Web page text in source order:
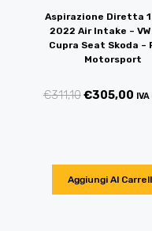
Aspirazione Diretta
2022 Air Intake –
Cupra Seat Skoda –
Motorsport
€311,10€305,00
Aggiungi Al